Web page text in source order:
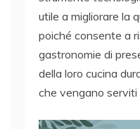
utile a migliorare la
poiché consente a
gastronomie di
della loro cucina
che vengano serviti